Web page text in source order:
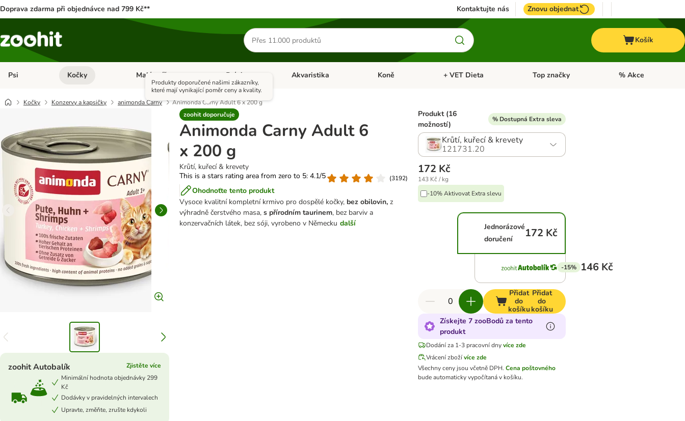
Doprava zdarma při objednávce nad 799 Kč** Kontaktujte nás Znovu objednat
Hledat
produkty
Košík
Psi Otevřít menu: Psi
Kočky Otevřít menu: Kočky
Malá zvířata Otevřít menu: Malá zvířata
Ptáci Otevřít menu: Ptáci
Akvaristika Otevřít menu: Akvaristika
Koně Otevřít menu: Koně
+ VET Dieta Otevřít menu: + VET Dieta
Top značky Otevřít menu: Top
% Akce
Kočky Konzervy a kapsičky animonda Carny
Animonda Carny Adult 6 x 200 g
zoohit doporučuje
Produkty doporučené našimi zákazníky,
které mají vynikající poměr ceny a kvality.
Animonda Carny Adult 6
x 200 g
Krůtí, kuřecí & krevety
This is a stars rating area from zero to 5: 4.1/5
(3192)
Ohodnoťte tento produkt
Vysoce kvalitní kompletní krmivo pro dospělé kočky, bez obilovin,z
výhradně čerstvého masa, s přírodním taurinem, bez barviv a
konzervačních látek, bez sóji, vyrobeno v Německu další
zoohit Autobalík
Zjistěte více
Minimální hodnota objednávky 299
Kč
Dodávky v pravidelných intervalech
Upravte, změňte, zrušte kdykoli
Produkt (16
možností)
% Dostupná Extra sleva
Krůtí, kuřecí & krevety
121731.20
172 Kč
143 Kč / kg
-10% Aktivovat Extra slevu
Jednorázové
doručení
172 Kč
-15% 146 Kč
Přidat
do
košíku
Přidat
do
košíku
Získejte 7 zooBodů za tento
produkt
Dodání za 1-3 pracovní dny více zde
Vrácení zbožívíce zde
Všechny ceny jsou včetně DPH. Cena poštovného
bude automaticky vypočítaná v košíku.